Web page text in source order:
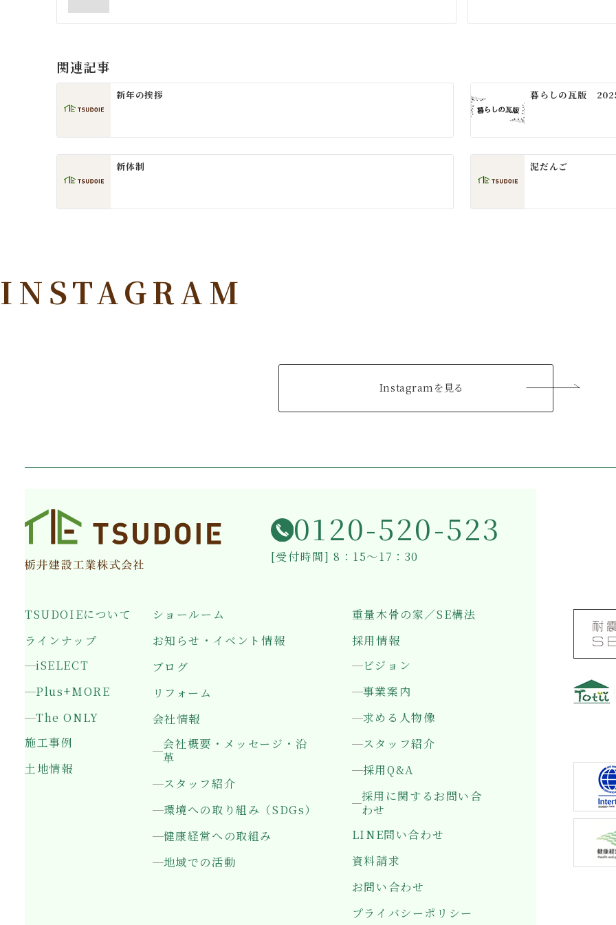
ナ
ゲ
ー
シ
ョ
ン
関連記事
新年の挨拶 暮らしの瓦版
新体制 泥だんご
INSTAGRAM
Instagramを見る
0120-520-523
[受付時間] 8：15～17：30
TSUDOIEについて
ラインナップ
iSELECT
Plus+MORE
The ONLY
施工事例
土地情報
ショールーム
お知らせ・イベント情報
ブログ
リフォーム
会社情報
会社概要・メッセージ・沿
革
スタッフ紹介
環境への取り組み（SDGs）
健康経営への取組み
地域での活動
重量木骨の家／SE構法
採用情報
ビジョン
事業案内
求める人物像
スタッフ紹介
採用Q&A
採用に関するお問い合
わせ
LINE問い合わせ
資料請求
お問い合わせ
プライバシーポリシー